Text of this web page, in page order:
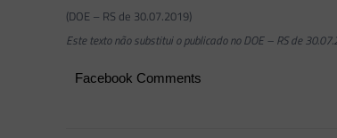
(DOE – RS de 30.07.2019)
Este texto não substitui o publicado no DOE – RS de
Facebook Comments